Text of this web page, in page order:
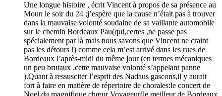
Une longue histoire , écrit Vincent à propos de sa présence au
Moun le soir du 24 ;j’espère que la cause n’était pas à trouver
dans la mauvaise volonté soudaine de sa vaillante automobile
sur le chemin Bordeaux Pau(qui,certes ,ne passe pas
spécialement par là mais nous savons que Vincent ne craint
pas les détours !) comme cela m’est arrivé dans les rues de
Bordeaux l’après-midi du même jour (en termes mécaniques
un peu brutaux ,cette mauvaise volonté s’appelant panne
).Quant à ressusciter l’esprit des Nadaus gascons,il y aurait
fort à faire en matière de répertoire de chorales:le concert de
Noel du magnifique chœur Voyageur(le meilleur de Bordeaux